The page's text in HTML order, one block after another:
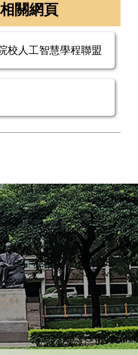
關網頁
校人工智慧學程聯盟